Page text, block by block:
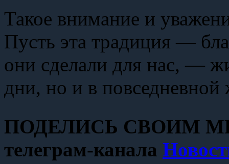
Такое внимание и
Пусть эта традиция —
они сделали для нас, —
дни, но и в повседневной
ПОДЕЛИСЬ СВОИМ
телеграм-канала